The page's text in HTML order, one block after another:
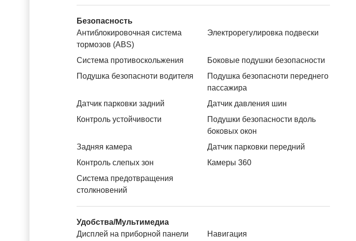
Безопасность
Антиблокировочная система
тормозов (ABS)
Электрорегулировка подвески
Система противоскольжения
Боковые подушки безопасности
Подушка безопасноти водителя
Подушка безопасноти переднего
пассажира
Датчик парковки задний
Датчик давления шин
Контроль устойчивости
Подушки безопасности вдоль
боковых окон
Задняя камера
Датчик парковки передний
Контроль слепых зон
Камеры 360
Система предотвращения
столкновений
Удобства/Мультимедиа
Дисплей на приборной панели
Навигация